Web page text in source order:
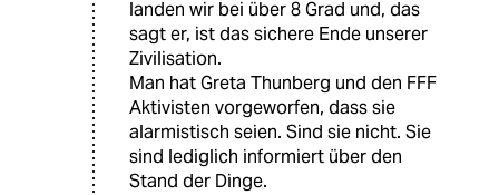
landen wir bei über 8 Grad und, das
sagt er, ist das sichere Ende unserer
Zivilisation.
Man hat Greta Thunberg und den FFF
Aktivisten vorgeworfen, dass sie
alarmistisch seien. Sind sie nicht. Sie
sind lediglich informiert über den
Stand der Dinge.